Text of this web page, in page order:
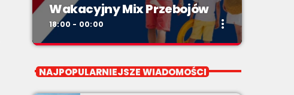
Wakacyjny Mix Przebojów
18:00 - 00:00 more_vert
Wakacyjny Mix Przebojów
NAJPOPULARNIEJSZE WIADOMOŚCI